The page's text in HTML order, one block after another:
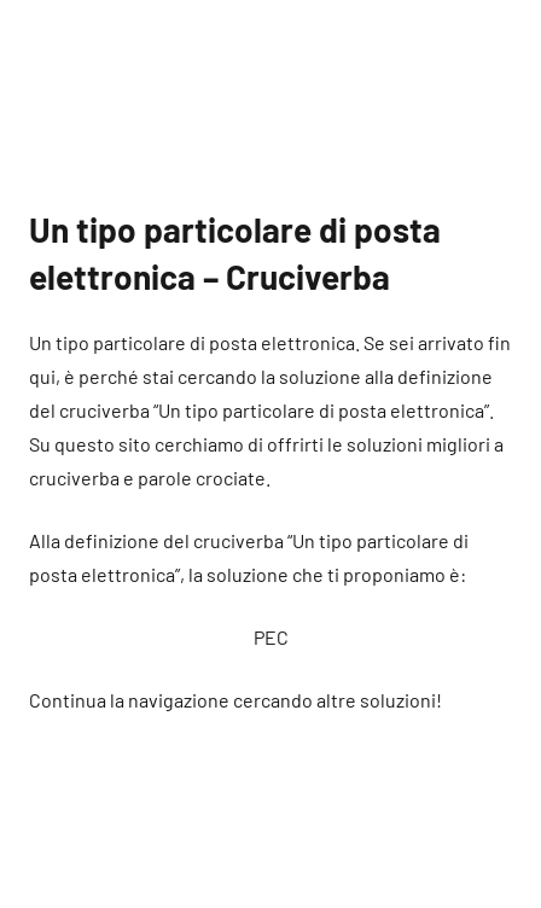
Un tipo particolare di posta
elettronica – Cruciverba
Un tipo particolare di posta elettronica. Se sei arrivato fin
qui, è perché stai cercando la soluzione alla definizione
del cruciverba “Un tipo particolare di posta elettronica”.
Su questo sito cerchiamo di offrirti le soluzioni migliori a
cruciverba e parole crociate.
Alla definizione del cruciverba “Un tipo particolare di
posta elettronica”, la soluzione che ti proponiamo è:
PEC
Continua la navigazione cercando altre soluzioni!